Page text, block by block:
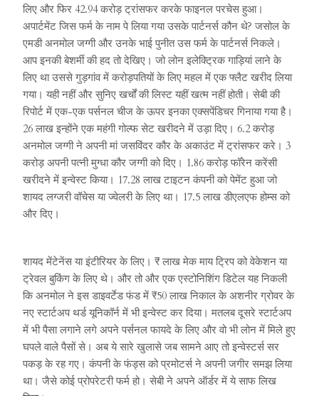
लिए और फिर 42.94 करोड़ ट्रांसफर करके फाइनल परचेस हुआ।
अपार्टमेंट जिस फर्म के नाम पे लिया गया उसके पार्टनर्स कौन थे? जसोल के
एमडी अनमोल जग्गी और उनके भाई पुनीत उस फर्म के पार्टनर्स निकले।
आप इनकी बेशर्मी की हद तो देखिए। जो लोन इलेक्ट्रिक गाड़ियां लाने के
लिए था उससे गुड़गांव में करोड़पतियों के लिए महल में एक फ्लैट खरीद लिया
गया। यही नहीं और सुनिए खर्चों की लिस्ट यहीं खत्म नहीं होती। सेबी की
रिपोर्ट में एक-एक पर्सनल चीज के ऊपर इनका एक्सपेंडिचर गिनाया गया है।
26 लाख इन्होंने एक महंगी गोल्फ सेट खरीदने में उड़ा दिए। 6.2 करोड़
अनमोल जग्गी ने अपनी मां जसविंदर कौर के अकाउंट में ट्रांसफर करे। 3
करोड़ अपनी पत्नी मुग्धा कौर जग्गी को दिए। 1.86 करोड़ फॉरेन करेंसी
खरीदने में इन्वेस्ट किया। 17.28 लाख टाइटन कंपनी को पेमेंट हुआ जो
शायद लग्जरी वॉचेस या ज्वेलरी के लिए था। 17.5 लाख डीएलएफ होम्स को
और दिए।
शायद मेंटेनेंस या इंटीरियर के लिए। ₹ लाख मेक माय ट्रिप को वेकेशन या
ट्रेवल बुकिंग के लिए थे। और तो और एक एस्टोनिशिंग डिटेल यह निकली
कि अनमोल ने इस डाइवर्टेड फंड में ₹50 लाख निकाल के अशनीर ग्रोवर के
नए स्टार्टअप थर्ड यूनिकॉर्न में भी इन्वेस्ट कर दिया। मतलब दूसरे स्टार्टअप
में भी पैसा लगाने लगे अपने पर्सनल फायदे के लिए और वो भी लोन में मिले हुए
घपले वाले पैसों से। अब ये सारे खुलासे जब सामने आए तो इन्वेस्टर्स सर
पकड़ के रह गए। कंपनी के फंड्स को प्रमोटर्स ने अपनी जगीर समझ लिया
था। जैसे कोई प्रोपरेटरी फर्म हो। सेबी ने अपने ऑर्डर में ये साफ लिख